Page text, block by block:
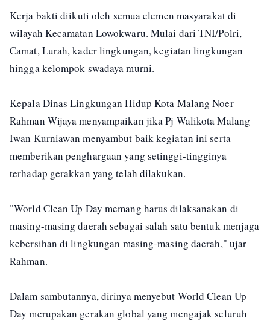
Kerja bakti diikuti oleh semua elemen masyarakat di
wilayah Kecamatan Lowokwaru. Mulai dari TNI/Polri,
Camat, Lurah, kader lingkungan, kegiatan lingkungan
hingga kelompok swadaya murni.
Kepala Dinas Lingkungan Hidup Kota Malang Noer
Rahman Wijaya menyampaikan jika Pj Walikota Malang
Iwan Kurniawan menyambut baik kegiatan ini serta
memberikan penghargaan yang setinggi-tingginya
terhadap gerakkan yang telah dilakukan.
"World Clean Up Day memang harus dilaksanakan di
masing-masing daerah sebagai salah satu bentuk menjaga
kebersihan di lingkungan masing-masing daerah," ujar
Rahman.
Dalam sambutannya, dirinya menyebut World Clean Up
Day merupakan gerakan global yang mengajak seluruh